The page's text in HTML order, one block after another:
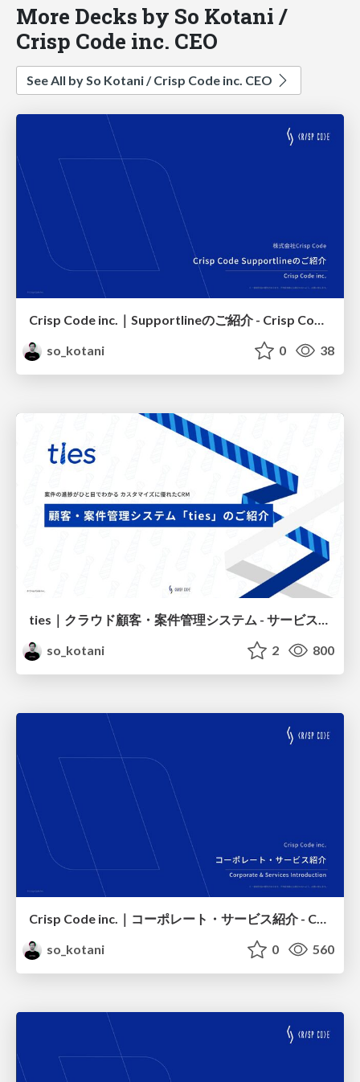
More Decks by So Kotani /
Crisp Code inc. CEO
See All by So Kotani / Crisp Code inc. CEO
Crisp Code inc.｜Supportlineのご紹介 - Crisp Code Supportline Introduction
so_kotani
0 38
so_kotani
2 800
Crisp Code inc.｜コーポレート・サービス紹介 - Corporate & Services Introduction
so_kotani
0 560